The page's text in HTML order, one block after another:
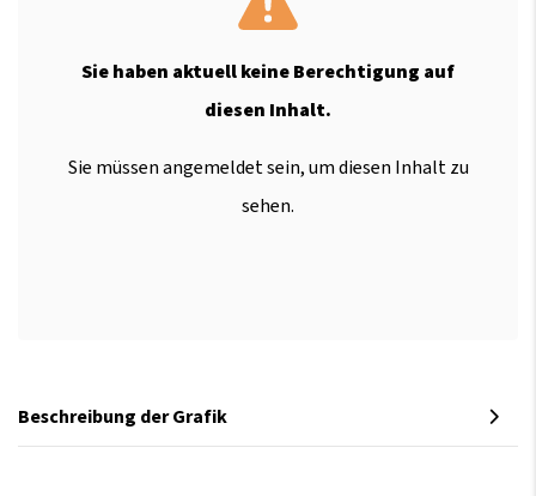
Sie haben aktuell keine Berechtigung auf
diesen Inhalt.
Sie müssen angemeldet sein, um diesen Inhalt zu
sehen.
Beschreibung der Grafik